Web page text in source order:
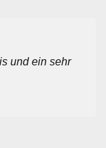
und ein sehr